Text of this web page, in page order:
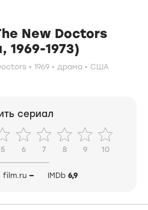
New Doctors
1969-1973)
1969 драма США
сериал
5 6 7 8 9 10
film.ru — IMDb 6,9